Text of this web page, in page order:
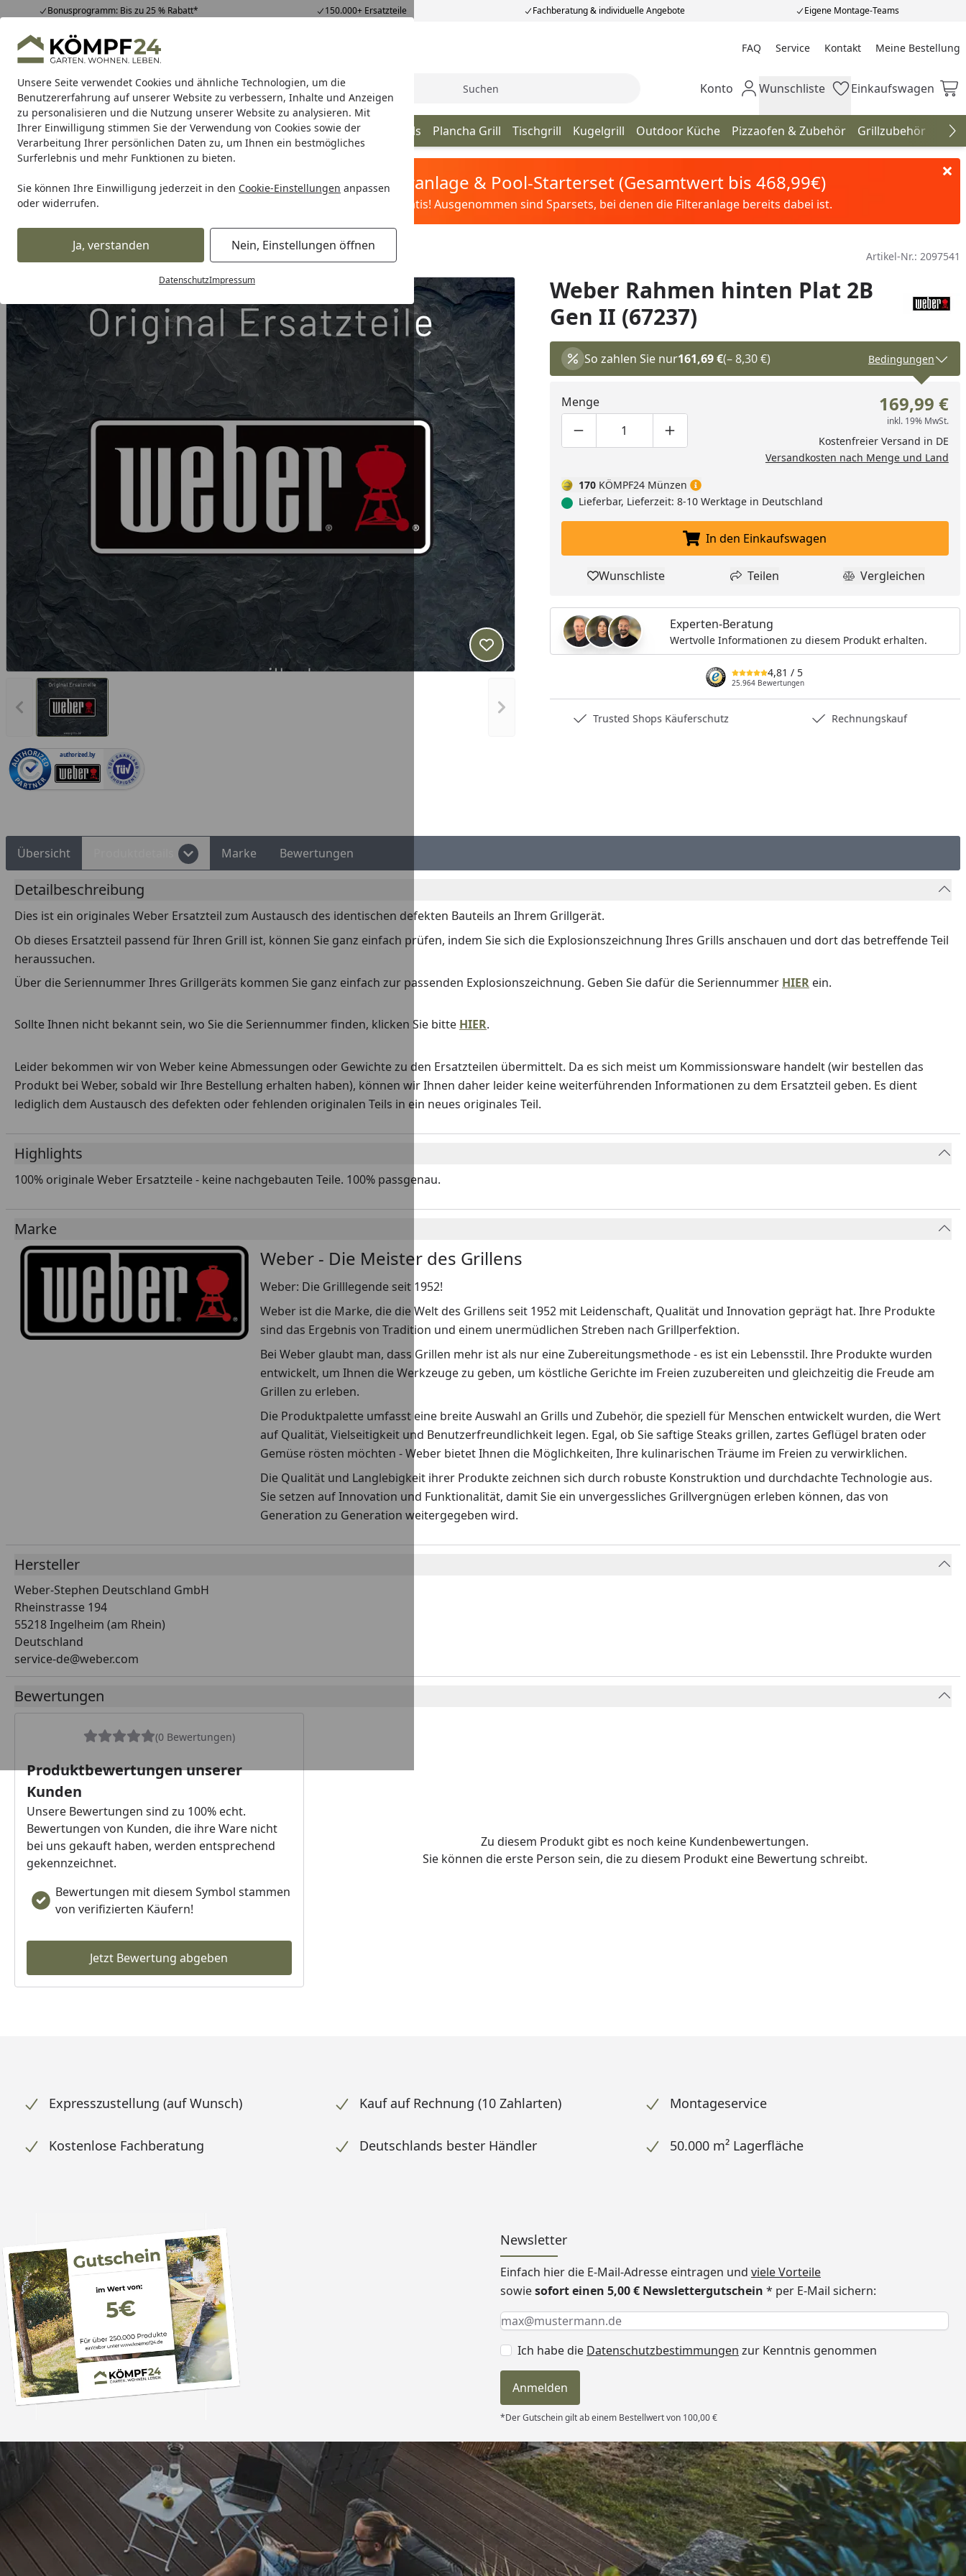
Unsere Seite verwendet Cookies und ähnliche Technologien, um die
Benutzererfahrung auf unserer Website zu verbessern, Inhalte und Anzeigen
zu personalisieren und die Nutzung unserer Website zu analysieren. Mit
Ihrer Einwilligung stimmen Sie der Verwendung von Cookies sowie der
Verarbeitung Ihrer persönlichen Daten zu, um Ihnen ein bestmögliches
Surferlebnis und mehr Funktionen zu bieten.
Sie können Ihre Einwilligung jederzeit in den Cookie-Einstellungen anpassen
oder widerrufen.
Ja, verstanden Nein, Einstellungen öffnen
DatenschutzImpressum
Bonusprogramm: Bis zu 25 % Rabatt* 150.000+ Ersatzteile Fachberatung & individuelle Angebote Eigene Montage-Teams
Hotline07051 / 9 22 22
Mo-Fr. 8-16 Uhr 25.964 Bewertungen FAQ Service Kontakt Meine Bestellung
Meine Bestellung
Alle Produkte
Alle ProdukteHighlights Tipps & Tricks Suche Mein Konto
Konto Wunschliste
Wunschliste Einkaufswagen
Einkaufswagen
Grill Gasgrill Holzkohlegrill Elektrogrill Pelletgrill Kamado Grills Plancha Grill Tischgrill Kugelgrill Outdoor Küche Pizzaofen & Zubehör Grillzubehör
Karibu Pools inkl. gratis Sandfilteranlage & Pool-Starterset (Gesamtwert bis 468,99€)
Dein Traumpool im Sorglos-Paket: Filter&Pflege gratis! Ausgenommen sind Sparsets, bei denen die Filteranlage bereits dabei ist.
Weber Rahmen hinten Plat 2B Gen II (67237) Artikel-Nr.: 2097541
Vorheriges Bild anzeigen Nächstes Bild anzeigen
Produkt zur Wunschliste hinzufügen
authorized.by
Weber Rahmen hinten Plat 2B
Gen II (67237)
So zahlen Sie nur161,69 €(– 8,30 €) Bedingungen
Menge
Produktmenge um eins verringern
Produktmenge manuell eingeben
Produktmenge um eins erhöhen
169,99 €
inkl. 19% MwSt.
Kostenfreier Versand in DE
Versandkosten nach Menge und Land
170 KÖMPF24 Münzen
Lieferbar, Lieferzeit: 8-10 Werktage in Deutschland
In den Einkaufswagen legen
In den Einkaufswagen
Produkt zur Wunschliste hinzufügen
Wunschliste Teilen
Teilen Produkt
Vergleichen
Experten-Beratung
Wertvolle Informationen zu diesem Produkt erhalten.
4,81 / 5
25.964 Bewertungen
Deutschlands bester Händler Trusted Shops Käuferschutz Rechnungskauf
Übersicht Marke Bewertungen
Detailbeschreibung
Dies ist ein originales Weber Ersatzteil zum Austausch des identischen defekten Bauteils an Ihrem Grillgerät.
Ob dieses Ersatzteil passend für Ihren Grill ist, können Sie ganz einfach prüfen, indem Sie sich die Explosionszeichnung Ihres Grills anschauen und dort das betreffende Teil
heraussuchen.
Über die Seriennummer Ihres Grillgeräts kommen Sie ganz einfach zur passenden Explosionszeichnung. Geben Sie dafür die Seriennummer HIER ein.
Sollte Ihnen nicht bekannt sein, wo Sie die Seriennummer finden, klicken Sie bitte HIER.
Leider bekommen wir von Weber keine Abmessungen oder Gewichte zu den Ersatzteilen übermittelt. Da es sich meist um Kommissionsware handelt (wir bestellen das
Produkt bei Weber, sobald wir Ihre Bestellung erhalten haben), können wir Ihnen daher leider keine weiterführenden Informationen zu dem Ersatzteil geben. Es dient
lediglich dem Austausch des defekten oder fehlenden originalen Teils in ein neues originales Teil.
Highlights
100% originale Weber Ersatzteile - keine nachgebauten Teile. 100% passgenau.
Marke
Weber - Die Meister des Grillens
Weber: Die Grilllegende seit 1952!
Weber ist die Marke, die die Welt des Grillens seit 1952 mit Leidenschaft, Qualität und Innovation geprägt hat. Ihre Produkte
sind das Ergebnis von Tradition und einem unermüdlichen Streben nach Grillperfektion.
Bei Weber glaubt man, dass Grillen mehr ist als nur eine Zubereitungsmethode - es ist ein Lebensstil. Ihre Produkte wurden
entwickelt, um Ihnen die Werkzeuge zu geben, um köstliche Gerichte im Freien zuzubereiten und gleichzeitig die Freude am
Grillen zu erleben.
Die Produktpalette umfasst eine breite Auswahl an Grills und Zubehör, die speziell für Menschen entwickelt wurden, die Wert
auf Qualität, Vielseitigkeit und Benutzerfreundlichkeit legen. Egal, ob Sie saftige Steaks grillen, zartes Geflügel braten oder
Gemüse rösten möchten - Weber bietet Ihnen die Möglichkeiten, Ihre kulinarischen Träume im Freien zu verwirklichen.
Die Qualität und Langlebigkeit ihrer Produkte zeichnen sich durch robuste Konstruktion und durchdachte Technologie aus.
Sie setzen auf Innovation und Funktionalität, damit Sie ein unvergessliches Grillvergnügen erleben können, das von
Generation zu Generation weitergegeben wird.
Hersteller
Weber-Stephen Deutschland GmbH
Rheinstrasse 194
55218 Ingelheim (am Rhein)
Deutschland
service-de@weber.com
Bewertungen
(0 Bewertungen)
Produktbewertungen unserer
Kunden
Unsere Bewertungen sind zu 100% echt.
Bewertungen von Kunden, die ihre Ware nicht
bei uns gekauft haben, werden entsprechend
gekennzeichnet.
Bewertungen mit diesem Symbol stammen
von verifizierten Käufern!
Jetzt Bewertung abgeben
Zu diesem Produkt gibt es noch keine Kundenbewertungen.
Sie können die erste Person sein, die zu diesem Produkt eine Bewertung schreibt.
Expresszustellung (auf Wunsch) Kauf auf Rechnung (10 Zahlarten) Montageservice
Kostenlose Fachberatung Deutschlands bester Händler 50.000 m² Lagerfläche
Newsletter
Einfach hier die E-Mail-Adresse eintragen und viele Vorteile
sowiesofort einen 5,00 € Newslettergutschein * per E-Mail sichern:
Keine Eingabe erforderlich
Eingabe erforderlich
E-Mail *
Ich habe die Datenschutzbestimmungen zur Kenntnis genommen
Anmelden
*Der Gutschein gilt ab einem Bestellwert von 100,00 €
Trusted Shops
4,81/ 5
25.964 Bewertungen
„Schnellere Lieferung als
angekündigt. Produkt passt. “
07.08.2026
Versand